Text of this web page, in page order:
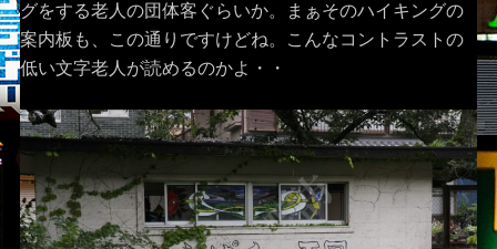
グをする老人の団体客ぐらいか。まぁそのハイキングの
案内板も、この通りですけどね。こんなコントラストの
低い文字老人が読めるのかよ・・